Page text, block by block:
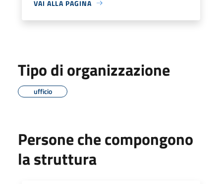
VAI ALLA PAGINA
Tipo di organizzazione
ufficio
Persone che compongono
la struttura